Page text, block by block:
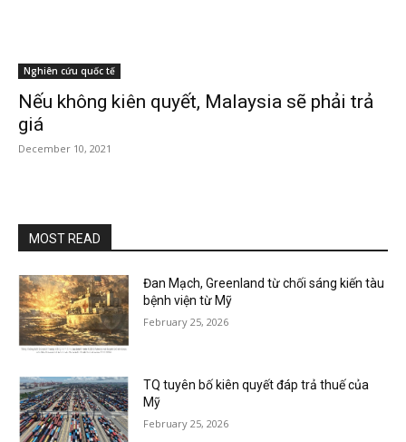
Nghiên cứu quốc tế
Nếu không kiên quyết, Malaysia sẽ phải trả
giá
December 10, 2021
MOST READ
Đan Mạch, Greenland từ chối sáng kiến tàu
bệnh viện từ Mỹ
February 25, 2026
TQ tuyên bố kiên quyết đáp trả thuế của
Mỹ
February 25, 2026